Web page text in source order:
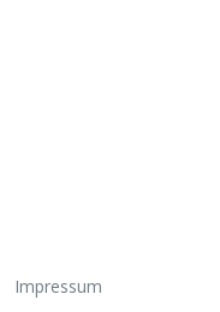
Impressum